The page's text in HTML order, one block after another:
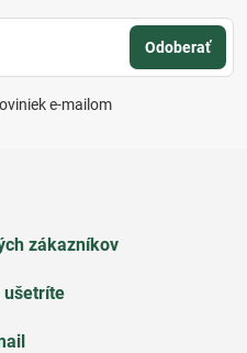
Odoberať
e-mailom
zákazníkov
ušetríte